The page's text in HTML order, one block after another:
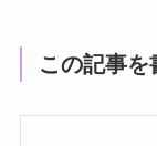
この記事を